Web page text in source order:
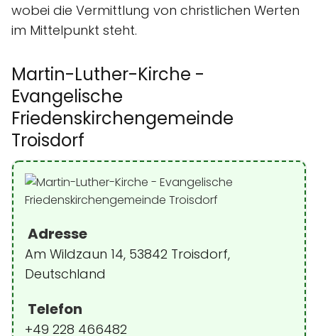
wobei die Vermittlung von christlichen Werten
im Mittelpunkt steht.
Martin-Luther-Kirche -
Evangelische
Friedenskirchengemeinde
Troisdorf
Adresse
Am Wildzaun 14, 53842 Troisdorf,
Deutschland
Telefon
+49 228 466482